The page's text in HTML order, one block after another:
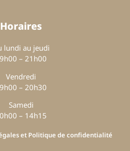
Horaires
lundi au jeudi
– 21h00
Vendredi
– 20h30
Samedi
– 14h15
et Politique de confidentialité